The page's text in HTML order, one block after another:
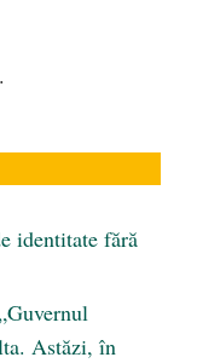
identitate fără
Astăzi, în